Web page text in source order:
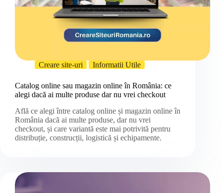
Creare site-uri Informatii Utile
Catalog online sau magazin online în România: ce
alegi dacă ai multe produse dar nu vrei checkout
Află ce alegi între catalog online și magazin online în
România dacă ai multe produse, dar nu vrei
checkout, și care variantă este mai potrivită pentru
distribuție, construcții, logistică și echipamente.